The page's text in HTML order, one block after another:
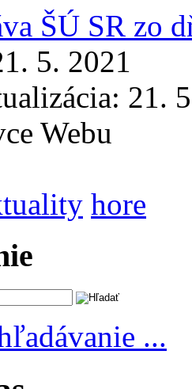
ŠÚ SR zo
5. 2021
21.
Webu
hore
...